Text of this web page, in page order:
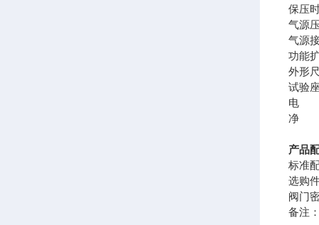
保压
气源
气源
功能
外形
试验
电
净
产品
标准
选购
阀门
备注